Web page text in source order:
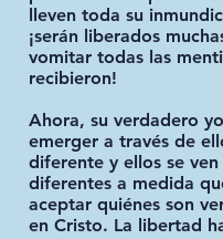
lleven toda su
¡serán liberados
vomitar todas las
recibieron!
Ahora, su verdadero
emerger a través de
diferente y ellos se
diferentes a medida
aceptar quiénes son
en Cristo. La libertad